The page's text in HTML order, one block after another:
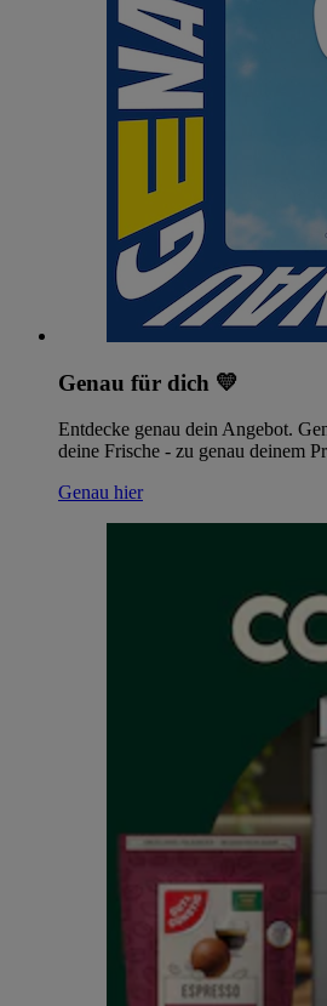
Genau für dich 💛
Entdecke genau dein Angebot.
deine Frische - zu genau deinem
Genau hier